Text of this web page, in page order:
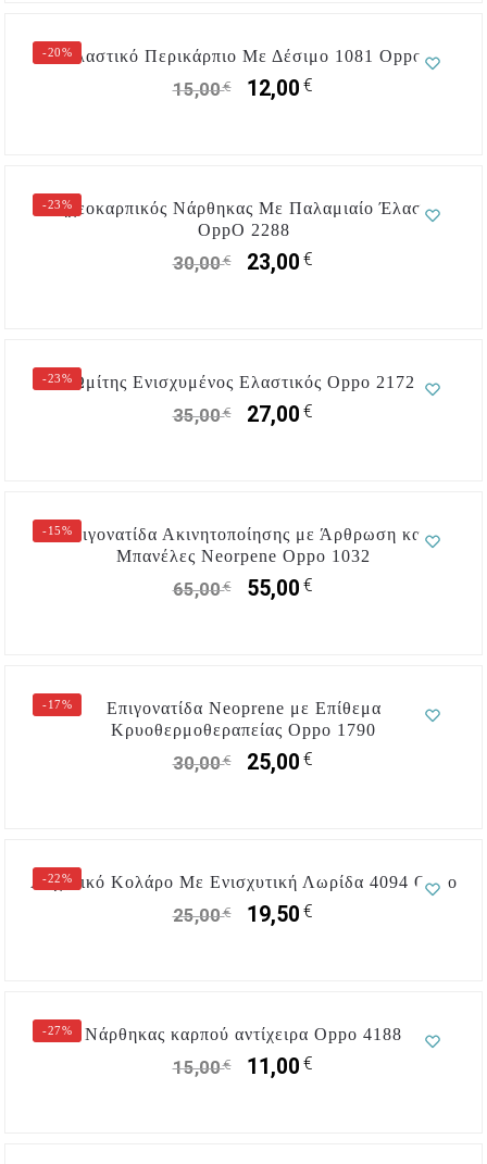
-20%Ελαστικό Περικάρπιο Με Δέσιμο 1081 Oppo
15,00€ 12,00€
-23%
Πηχεοκαρπικός Νάρθηκας Με Παλαμιαίο Έλασμα
OppO 2288
30,00€ 23,00€
-23% Ωμίτης Ενισχυμένος Ελαστικός Oppo 2172
35,00€ 27,00€
-15%Επιγονατίδα Ακινητοποίησης με Άρθρωση και
Μπανέλες Neorpene Oppo 1032
65,00€ 55,00€
-17%
Επιγονατίδα Neoprene με Επίθεμα
Κρυοθερμοθεραπείας Oppo 1790
30,00€ 25,00€
-22%
Αυχενικό Κολάρο Mε Eνισχυτική Λωρίδα 4094 Οppo
25,00€ 19,50€
-27% Νάρθηκας καρπού αντίχειρα Oppo 4188
15,00€ 11,00€